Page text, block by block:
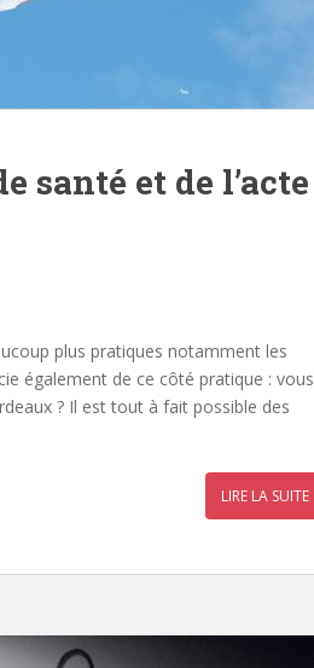
santé et de l’acte
plus pratiques notamment les
également de ce côté pratique : vous
? Il est tout à fait possible des
LIRE LA SUITE